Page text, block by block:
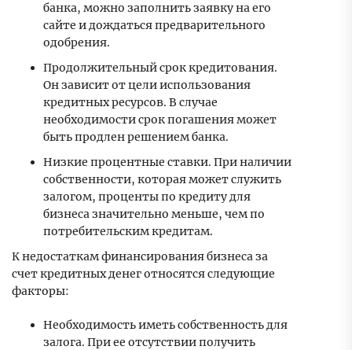
банка, можно заполнить заявку на его
сайте и дождаться предварительного
одобрения.
Продолжительный срок кредитования.
Он зависит от цели использования
кредитных ресурсов. В случае
необходимости срок погашения может
быть продлен решением банка.
Низкие процентные ставки. При наличии
собственности, которая может служить
залогом, проценты по кредиту для
бизнеса значительно меньше, чем по
потребительским кредитам.
К недостаткам финансирования бизнеса за
счет кредитных денег относятся следующие
факторы:
Необходимость иметь собственность для
залога. При ее отсутствии получить